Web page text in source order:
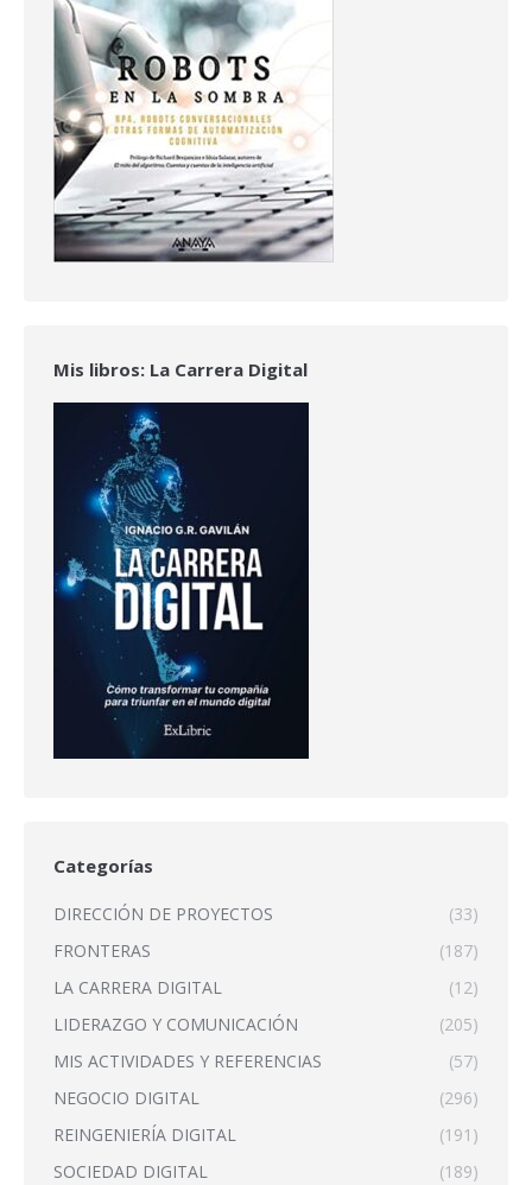
Mis libros: La Carrera Digital
Categorías
DIRECCIÓN DE PROYECTOS
(33)
FRONTERAS
(187)
LA CARRERA DIGITAL
(12)
LIDERAZGO Y COMUNICACIÓN
(205)
MIS ACTIVIDADES Y REFERENCIAS
(57)
NEGOCIO DIGITAL
(296)
REINGENIERÍA DIGITAL
(191)
SOCIEDAD DIGITAL
(189)